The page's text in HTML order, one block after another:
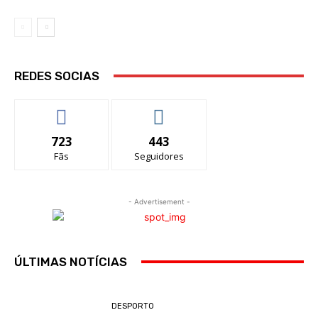
REDES SOCIAS
723
Fãs
443
Seguidores
- Advertisement -
ÚLTIMAS NOTÍCIAS
DESPORTO